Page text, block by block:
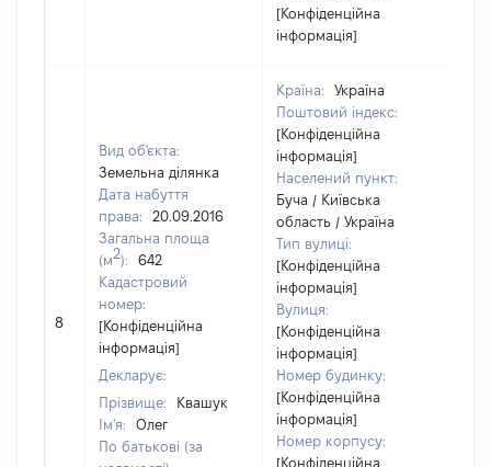
[Конфіденційна
інформація]
8
Вид об'єкта:
Земельна ділянка
Дата набуття
права:
20.09.2016
Загальна площа
(м2):
642
Кадастровий
номер:
[Конфіденційна
інформація]
Декларує:
Прізвище:
Квашук
Ім'я:
Олег
По батькові (за
Країна:
Україна
Поштовий індекс:
[Конфіденційна
інформація]
Населений пункт:
Буча / Київська
область / Україна
Тип вулиці:
[Конфіденційна
інформація]
Вулиця:
[Конфіденційна
інформація]
Номер будинку:
[Конфіденційна
інформація]
Номер корпусу:
[Конфіденційна